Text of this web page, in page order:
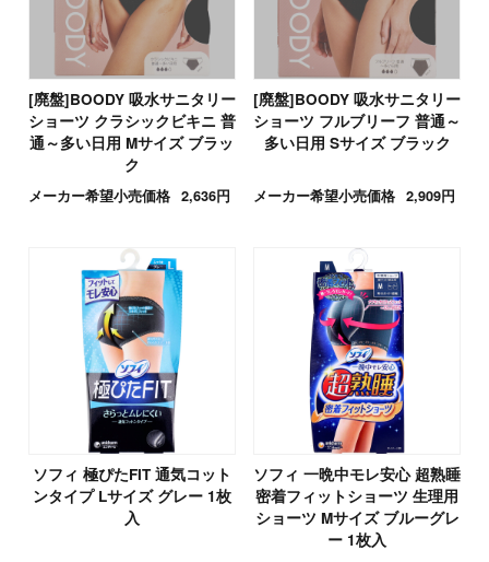
[廃盤]BOODY 吸水サニタリー
ショーツ クラシックビキニ 普
通～多い日用 Mサイズ ブラッ
ク
メーカー希望小売価格 2,636円
[廃盤]BOODY 吸水サニタリー
ショーツ フルブリーフ 普通～
多い日用 Sサイズ ブラック
メーカー希望小売価格 2,909円
ソフィ 極ぴたFIT 通気コット
ンタイプ Lサイズ グレー 1枚
入
ソフィ 一晩中モレ安心 超熟睡
密着フィットショーツ 生理用
ショーツ Mサイズ ブルーグレ
ー 1枚入